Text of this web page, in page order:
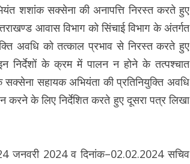
शशांक सक्सेना की अनापत्ति निरस्त करते हुए
आवास विभाग को सिंचाई विभाग के अंतर्गत
अवधि को तत्काल प्रभाव से निरस्त करते हुए
निर्देशों के क्रम में पालन न होने के तत्पश्चात
सहायक अभियंता की प्रतिनियुक्ति अवधि
करने के लिए निर्देशित करते हुए दूसरा पत्र लिखा
जनवरी 2024 व दिनांक–02.02.2024 सचिव